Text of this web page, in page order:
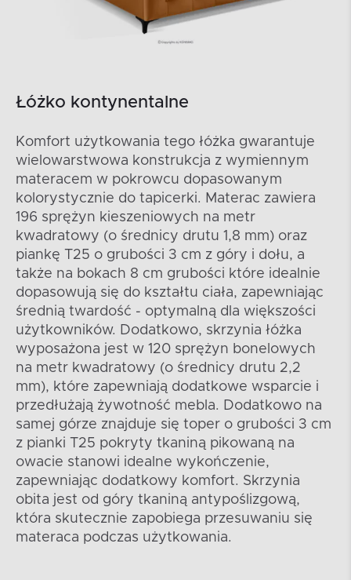
Łóżko kontynentalne
Komfort użytkowania tego łóżka gwarantuje
wielowarstwowa konstrukcja z wymiennym
materacem w pokrowcu dopasowanym
kolorystycznie do tapicerki. Materac zawiera
196 sprężyn kieszeniowych na metr
kwadratowy (o średnicy drutu 1,8 mm) oraz
piankę T25 o grubości 3 cm z góry i dołu, a
także na bokach 8 cm grubości które idealnie
dopasowują się do kształtu ciała, zapewniając
średnią twardość - optymalną dla większości
użytkowników. Dodatkowo, skrzynia łóżka
wyposażona jest w 120 sprężyn bonelowych
na metr kwadratowy (o średnicy drutu 2,2
mm), które zapewniają dodatkowe wsparcie i
przedłużają żywotność mebla. Dodatkowo na
samej górze znajduje się toper o grubości 3 cm
z pianki T25 pokryty tkaniną pikowaną na
owacie stanowi idealne wykończenie,
zapewniając dodatkowy komfort. Skrzynia
obita jest od góry tkaniną antypoślizgową,
która skutecznie zapobiega przesuwaniu się
materaca podczas użytkowania.